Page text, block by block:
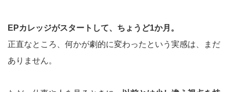
EPカレッジがスタートして、ちょうど1か月。
正直なところ、何かが劇的に変わったという実感は、まだ
ありません。